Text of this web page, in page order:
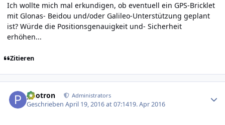
Ich wollte mich mal erkundigen, ob eventuell ein GPS-Bricklet
mit Glonas- Beidou und/oder Galileo-Unterstützung geplant
ist? Würde die Positionsgenauigkeit und- Sicherheit
erhöhen...
Zitieren
photron Administrators
GeschriebenApril 19, 2016 at 07:1419. Apr 2016